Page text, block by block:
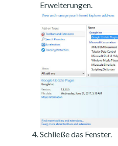
Erweiterungen.
Schließe das Fenster.